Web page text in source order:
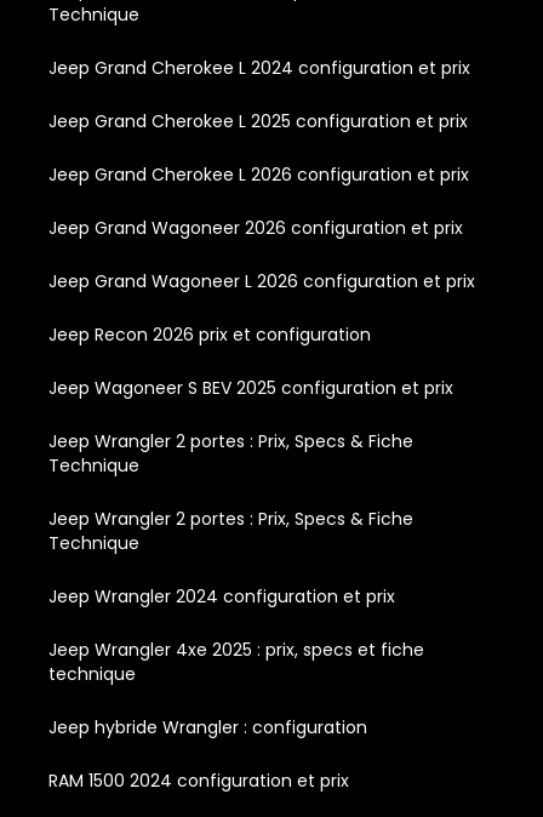
Technique
Jeep Grand Cherokee L 2024 configuration et prix
Jeep Grand Cherokee L 2025 configuration et prix
Jeep Grand Cherokee L 2026 configuration et prix
Jeep Grand Wagoneer 2026 configuration et prix
Jeep Grand Wagoneer L 2026 configuration et prix
Jeep Recon 2026 prix et configuration
Jeep Wagoneer S BEV 2025 configuration et prix
Jeep Wrangler 2 portes : Prix, Specs & Fiche
Technique
Jeep Wrangler 2 portes : Prix, Specs & Fiche
Technique
Jeep Wrangler 2024 configuration et prix
Jeep Wrangler 4xe 2025 : prix, specs et fiche
technique
Jeep hybride Wrangler : configuration
RAM 1500 2024 configuration et prix